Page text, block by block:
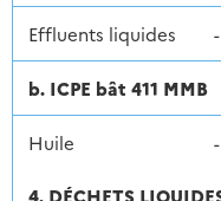
Effluents liquides -
b. ICPE bât 411 MMB
Huile -
4. DÉCHETS